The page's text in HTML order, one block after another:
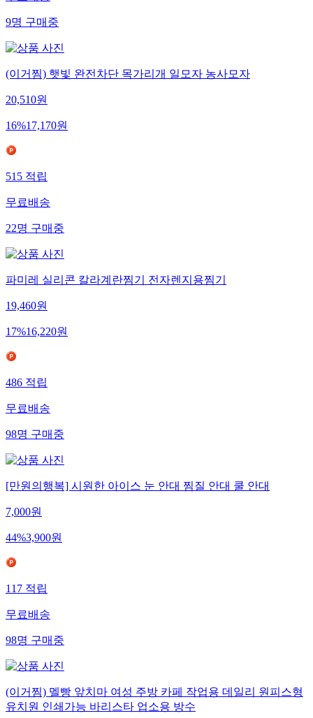
9명구매중
(이거찜) 햇빛 완전차단 목가리개 일모자 농사모자
20,510원
16%17,170원
515적립
무료배송
22명구매중
파미레 실리콘 칼라계란찜기 전자렌지용찜기
19,460원
17%16,220원
486적립
무료배송
98명구매중
[만원의행복] 시원한 아이스 눈 안대 찜질 안대 쿨 안대
7,000원
44%3,900원
117적립
무료배송
98명구매중
(이거찜) 멜빵 앞치마 여성 주방 카페 작업용 데일리 원피스형
유치원 인쇄가능 바리스타 업소용 방수